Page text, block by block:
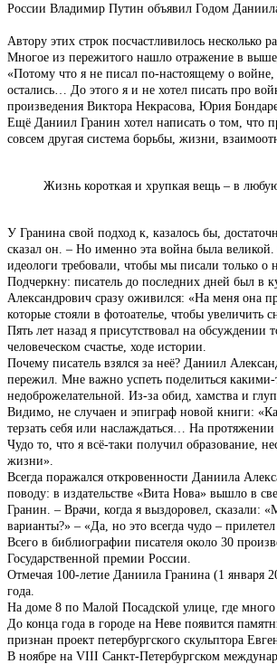
России Владимир Путин объявил Годом
Автору этих строк посчастливилось несколько
Многое из пережитого нашло отражение в
«Потому что я не писал по-настоящему о
остались… До этого я и не хотел писать про
произведения Виктора Некрасова, Юрия
Ещё Даниил Гранин хотел написать о том, что
совсем другая система борьбы, жизни,
Жизнь короткая и хрупкая вещь – в
У Гранина свой подход к, казалось бы,
сказал он. – Но именно эта война была
идеологи требовали, чтобы мы писали только
Подчеркну: писатель до последних дней был в
Александрович сразу оживился: «На меня она
которые стояли в фотоателье, чтобы
Пять лет назад я присутствовал на
человеческом счастье, ходе истории.
Почему писатель взялся за неё? Даниил
пережил. Мне важно успеть поделиться
недоброжелательной. Из-за обид, хамства и
Видимо, не случаен и эпиграф новой книги:
терзать себя или наслаждаться… На
Чудо то, что я всё-таки получил образование,
жизни».
Всегда поражался откровенности Даниила
поводу: в издательстве «Вита Нова» вышло в
Гранин. – Врачи, когда я выздоровел,
варианты?» – «Да, но это всегда чудо –
Всего в библиографии писателя около 30
Государственной премии России.
Отмечая 100-летие Даниила Гранина (1 января
года.
На доме 8 по Малой Посадской улице, где
До конца года в городе на Неве появится
признан проект петербургского скульптора
В ноябре на VIII Санкт-Петербургском